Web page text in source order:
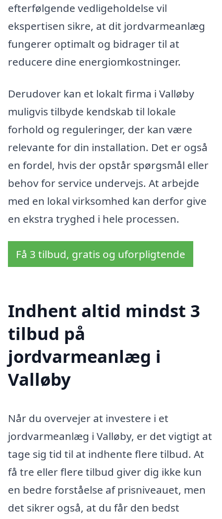
efterfølgende vedligeholdelse vil
ekspertisen sikre, at dit jordvarmeanlæg
fungerer optimalt og bidrager til at
reducere dine energiomkostninger.
Derudover kan et lokalt firma i Valløby
muligvis tilbyde kendskab til lokale
forhold og reguleringer, der kan være
relevante for din installation. Det er også
en fordel, hvis der opstår spørgsmål eller
behov for service undervejs. At arbejde
med en lokal virksomhed kan derfor give
en ekstra tryghed i hele processen.
Få 3 tilbud, gratis og uforpligtende
Indhent altid mindst 3
tilbud på
jordvarmeanlæg i
Valløby
Når du overvejer at investere i et
jordvarmeanlæg i Valløby, er det vigtigt at
tage sig tid til at indhente flere tilbud. At
få tre eller flere tilbud giver dig ikke kun
en bedre forståelse af prisniveauet, men
det sikrer også, at du får den bedst